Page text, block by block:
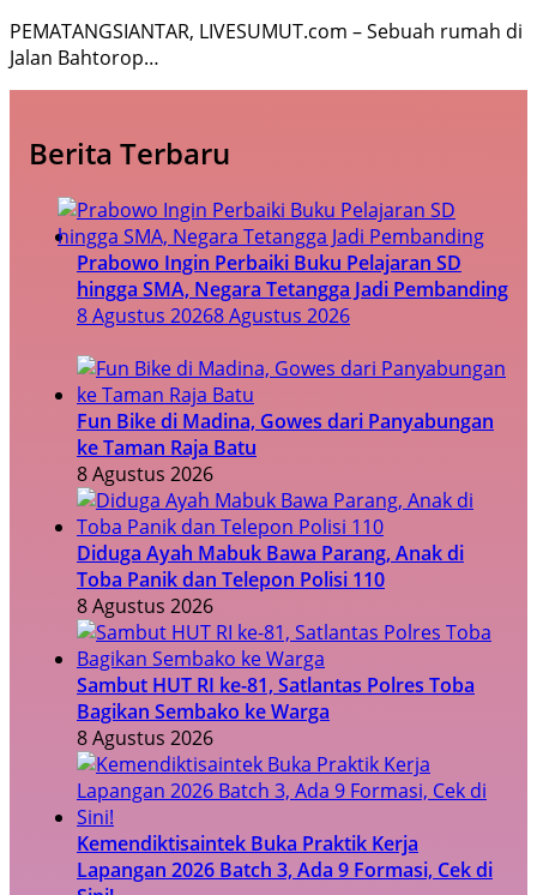
PEMATANGSIANTAR, LIVESUMUT.com – Sebuah rumah di
Jalan Bahtorop…
Berita Terbaru
Prabowo Ingin Perbaiki Buku Pelajaran SD
hingga SMA, Negara Tetangga Jadi Pembanding
8 Agustus 20268 Agustus 2026
Fun Bike di Madina, Gowes dari Panyabungan
ke Taman Raja Batu
8 Agustus 2026
Diduga Ayah Mabuk Bawa Parang, Anak di
Toba Panik dan Telepon Polisi 110
8 Agustus 2026
Sambut HUT RI ke-81, Satlantas Polres Toba
Bagikan Sembako ke Warga
8 Agustus 2026
Kemendiktisaintek Buka Praktik Kerja
Lapangan 2026 Batch 3, Ada 9 Formasi, Cek di